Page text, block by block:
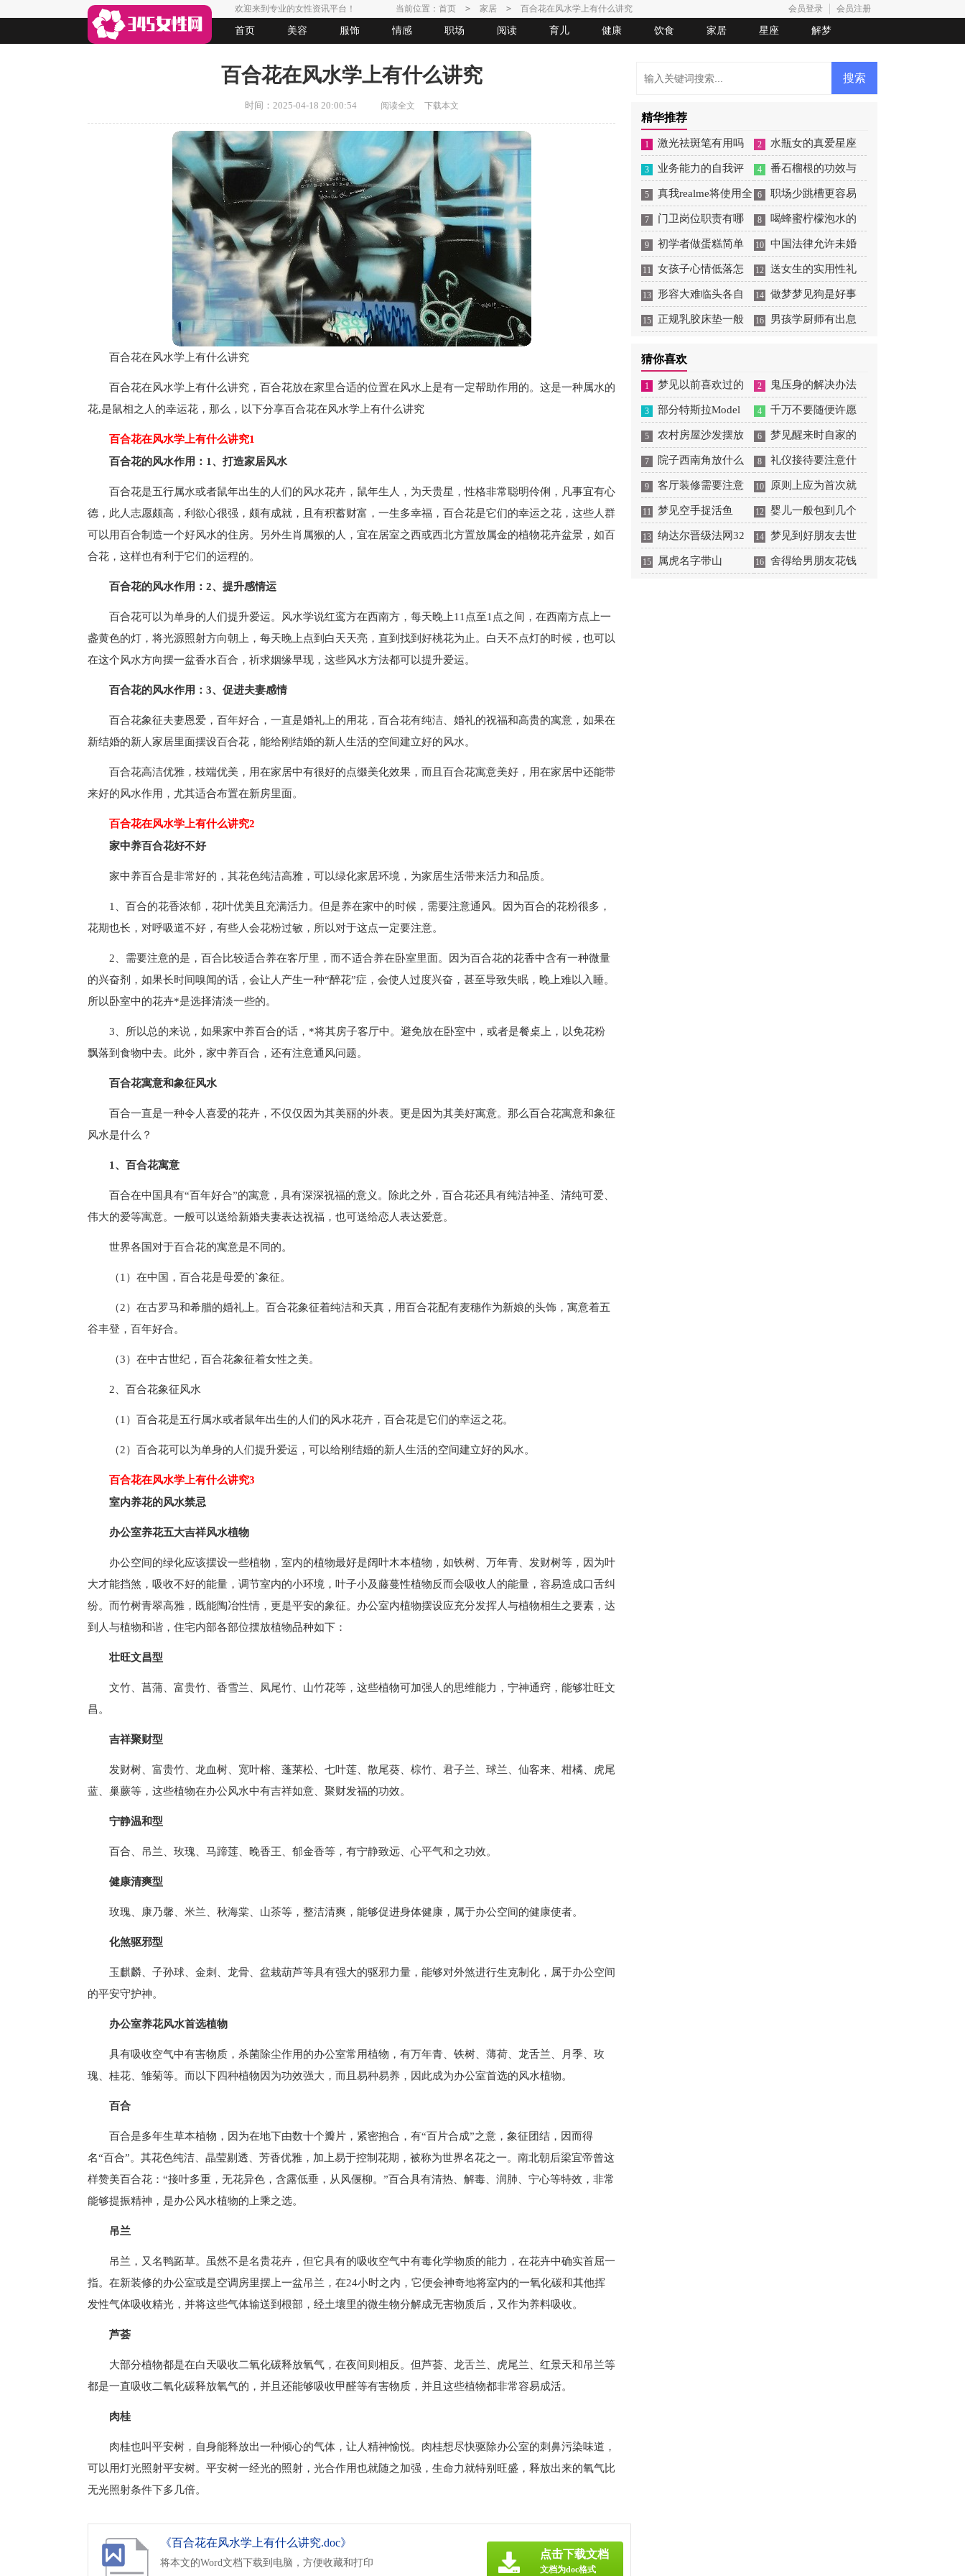
欢迎来到专业的女性资讯平台！ 会员登录 会员注册
首页 美容 服饰 情感 职场 阅读 育儿 健康 饮食 家居 星座 解梦
当前位置：首页 > 家居 > 百合花在风水学上有什么讲究
百合花在风水学上有什么讲究
时间：2025-04-18 20:00:54 阅读全文 下载本文
百合花在风水学上有什么讲究
百合花在风水学上有什么讲究，百合花放在家里合适的位置在风水上是有一定帮助作用的。这是一种属水的
花,是鼠相之人的幸运花，那么，以下分享百合花在风水学上有什么讲究
百合花在风水学上有什么讲究1
百合花的风水作用：1、打造家居风水
百合花是五行属水或者鼠年出生的人们的风水花卉，鼠年生人，为天贵星，性格非常聪明伶俐，凡事宜有心
德，此人志愿颇高，利欲心很强，颇有成就，且有积蓄财富，一生多幸福，百合花是它们的幸运之花，这些人群
可以用百合制造一个好风水的住房。另外生肖属猴的人，宜在居室之西或西北方置放属金的植物花卉盆景，如百
合花，这样也有利于它们的运程的。
百合花的风水作用：2、提升感情运
百合花可以为单身的人们提升爱运。风水学说红鸾方在西南方，每天晚上11点至1点之间，在西南方点上一
盏黄色的灯，将光源照射方向朝上，每天晚上点到白天天亮，直到找到好桃花为止。白天不点灯的时候，也可以
在这个风水方向摆一盆香水百合，祈求姻缘早现，这些风水方法都可以提升爱运。
百合花的风水作用：3、促进夫妻感情
百合花象征夫妻恩爱，百年好合，一直是婚礼上的用花，百合花有纯洁、婚礼的祝福和高贵的寓意，如果在
新结婚的新人家居里面摆设百合花，能给刚结婚的新人生活的空间建立好的风水。
百合花高洁优雅，枝端优美，用在家居中有很好的点缀美化效果，而且百合花寓意美好，用在家居中还能带
来好的风水作用，尤其适合布置在新房里面。
百合花在风水学上有什么讲究2
家中养百合花好不好
家中养百合是非常好的，其花色纯洁高雅，可以绿化家居环境，为家居生活带来活力和品质。
1、百合的花香浓郁，花叶优美且充满活力。但是养在家中的时候，需要注意通风。因为百合的花粉很多，
花期也长，对呼吸道不好，有些人会花粉过敏，所以对于这点一定要注意。
2、需要注意的是，百合比较适合养在客厅里，而不适合养在卧室里面。因为百合花的花香中含有一种微量
的兴奋剂，如果长时间嗅闻的话，会让人产生一种“醉花”症，会使人过度兴奋，甚至导致失眠，晚上难以入睡。
所以卧室中的花卉*是选择清淡一些的。
3、所以总的来说，如果家中养百合的话，*将其房子客厅中。避免放在卧室中，或者是餐桌上，以免花粉
飘落到食物中去。此外，家中养百合，还有注意通风问题。
百合花寓意和象征风水
百合一直是一种令人喜爱的花卉，不仅仅因为其美丽的外表。更是因为其美好寓意。那么百合花寓意和象征
风水是什么？
1、百合花寓意
百合在中国具有“百年好合”的寓意，具有深深祝福的意义。除此之外，百合花还具有纯洁神圣、清纯可爱、
伟大的爱等寓意。一般可以送给新婚夫妻表达祝福，也可送给恋人表达爱意。
世界各国对于百合花的寓意是不同的。
（1）在中国，百合花是母爱的`象征。
（2）在古罗马和希腊的婚礼上。百合花象征着纯洁和天真，用百合花配有麦穗作为新娘的头饰，寓意着五
谷丰登，百年好合。
（3）在中古世纪，百合花象征着女性之美。
2、百合花象征风水
（1）百合花是五行属水或者鼠年出生的人们的风水花卉，百合花是它们的幸运之花。
（2）百合花可以为单身的人们提升爱运，可以给刚结婚的新人生活的空间建立好的风水。
百合花在风水学上有什么讲究3
室内养花的风水禁忌
办公室养花五大吉祥风水植物
办公空间的绿化应该摆设一些植物，室内的植物最好是阔叶木本植物，如铁树、万年青、发财树等，因为叶
大才能挡煞，吸收不好的能量，调节室内的小环境，叶子小及藤蔓性植物反而会吸收人的能量，容易造成口舌纠
纷。而竹树青翠高雅，既能陶冶性情，更是平安的象征。办公室内植物摆设应充分发挥人与植物相生之要素，达
到人与植物和谐，住宅内部各部位摆放植物品种如下：
壮旺文昌型
文竹、菖蒲、富贵竹、香雪兰、凤尾竹、山竹花等，这些植物可加强人的思维能力，宁神通窍，能够壮旺文
昌。
吉祥聚财型
发财树、富贵竹、龙血树、宽叶榕、蓬莱松、七叶莲、散尾葵、棕竹、君子兰、球兰、仙客来、柑橘、虎尾
蓝、巢蕨等，这些植物在办公风水中有吉祥如意、聚财发福的功效。
宁静温和型
百合、吊兰、玫瑰、马蹄莲、晚香王、郁金香等，有宁静致远、心平气和之功效。
健康清爽型
玫瑰、康乃馨、米兰、秋海棠、山茶等，整洁清爽，能够促进身体健康，属于办公空间的健康使者。
化煞驱邪型
玉麒麟、子孙球、金刺、龙骨、盆栽葫芦等具有强大的驱邪力量，能够对外煞进行生克制化，属于办公空间
的平安守护神。
办公室养花风水首选植物
具有吸收空气中有害物质，杀菌除尘作用的办公室常用植物，有万年青、铁树、薄荷、龙舌兰、月季、玫
瑰、桂花、雏菊等。而以下四种植物因为功效强大，而且易种易养，因此成为办公室首选的风水植物。
百合
百合是多年生草本植物，因为在地下由数十个瓣片，紧密抱合，有“百片合成”之意，象征团结，因而得
名“百合”。其花色纯洁、晶莹剔透、芳香优雅，加上易于控制花期，被称为世界名花之一。南北朝后梁宜帝曾这
样赞美百合花：“接叶多重，无花异色，含露低垂，从风偃柳。”百合具有清热、解毒、润肺、宁心等特效，非常
能够提振精神，是办公风水植物的上乘之选。
吊兰
吊兰，又名鸭跖草。虽然不是名贵花卉，但它具有的吸收空气中有毒化学物质的能力，在花卉中确实首屈一
指。在新装修的办公室或是空调房里摆上一盆吊兰，在24小时之内，它便会神奇地将室内的一氧化碳和其他挥
发性气体吸收精光，并将这些气体输送到根部，经土壤里的微生物分解成无害物质后，又作为养料吸收。
芦荟
大部分植物都是在白天吸收二氧化碳释放氧气，在夜间则相反。但芦荟、龙舌兰、虎尾兰、红景天和吊兰等
都是一直吸收二氧化碳释放氧气的，并且还能够吸收甲醛等有害物质，并且这些植物都非常容易成活。
肉桂
肉桂也叫平安树，自身能释放出一种倾心的气体，让人精神愉悦。肉桂想尽快驱除办公室的刺鼻污染味道，
可以用灯光照射平安树。平安树一经光的照射，光合作用也就随之加强，生命力就特别旺盛，释放出来的氧气比
无光照射条件下多几倍。
《百合花在风水学上有什么讲究.doc》
将本文的Word文档下载到电脑，方便收藏和打印
点击下载文档
文档为doc格式
精华推荐
1 激光祛斑笔有用吗 2 水瓶女的真爱星座
3 业务能力的自我评
价
4 番石榴根的功效与
作用
5 真我realme将使用全
新Logo
6 职场少跳槽更容易
收获成功
7 门卫岗位职责有哪
些
8 喝蜂蜜柠檬泡水的
功效和好处
9 初学者做蛋糕简单
操作
10 中国法律允许未婚
生子吗
11 女孩子心情低落怎
么哄
12 送女生的实用性礼
物
13 形容大难临头各自
飞的词
14 做梦梦见狗是好事
还是坏事
15 正规乳胶床垫一般 16 男孩学厨师有出息
猜你喜欢
1 梦见以前喜欢过的
男生喜欢自己
2 鬼压身的解决办法
3 部分特斯拉Model
3/Y因缺少零件无法正
常向车主交付
4 千万不要随便许愿
5 农村房屋沙发摆放
位置
6 梦见醒来时自家的
入户门开着
7 院子西南角放什么
旺财
8 礼仪接待要注意什
么
9 客厅装修需要注意
哪些风水
10 原则上应为首次就
业
11 梦见空手捉活鱼 12 婴儿一般包到几个
月
13 纳达尔晋级法网32
强，实现大满贯300胜
14 梦见到好朋友去世
是什么意思
15 属虎名字带山 16 舍得给男朋友花钱